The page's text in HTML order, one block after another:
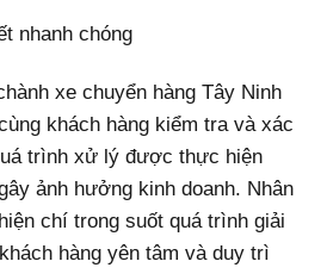
nhanh chóng
xe chuyển hàng Tây Ninh
khách hàng kiểm tra và xác
trình xử lý được thực hiện
ảnh hưởng kinh doanh. Nhân
chí trong suốt quá trình giải
hàng yên tâm và duy trì